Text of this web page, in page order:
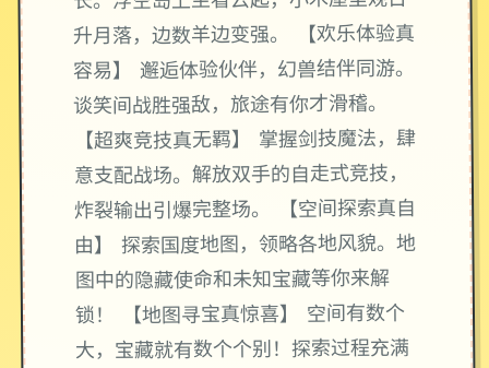
升月落，边数羊边变强。 【欢乐体验真
容易】 邂逅体验伙伴，幻兽结伴同游。
谈笑间战胜强敌，旅途有你才滑稽。
【超爽竞技真无羁】 掌握剑技魔法，肆
意支配战场。解放双手的自走式竞技，
炸裂输出引爆完整场。 【空间探索真自
由】 探索国度地图，领略各地风貌。地
图中的隐藏使命和未知宝藏等你来解
锁！ 【地图寻宝真惊喜】 空间有数个
大，宝藏就有数个个别！探索过程充满